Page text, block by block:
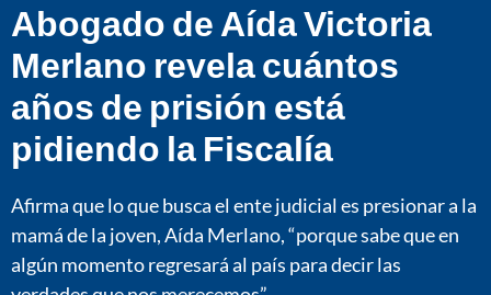
Abogado de Aída Victoria
Merlano revela cuántos
años de prisión está
pidiendo la Fiscalía
Afirma que lo que busca el ente judicial es presionar a la
mamá de la joven, Aída Merlano, “porque sabe que en
algún momento regresará al país para decir las